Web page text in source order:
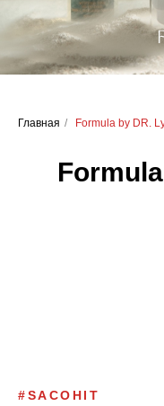
Главная / Formula by DR.
#SACOHIT